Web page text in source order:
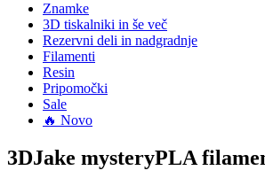
Znamke
3D tiskalniki in še več
Rezervni deli in nadgradnje
Filamenti
Resin
Pripomočki
Sale
🔥 Novo
3DJake mysteryPLA